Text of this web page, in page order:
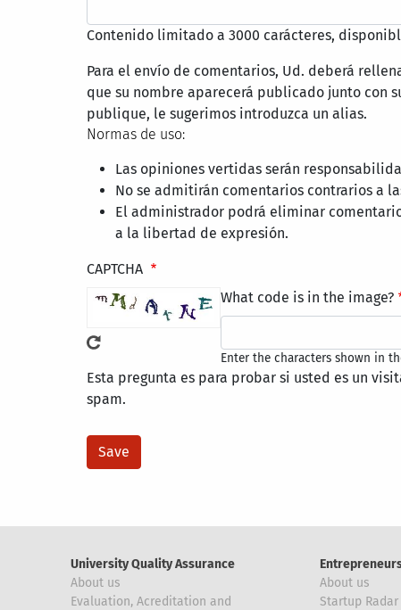
Contenido limitado a 3000 carácteres,
Para el envío de comentarios, Ud. deberá
que su nombre aparecerá publicado junto con
publique, le sugerimos introduzca un alias.
Normas de uso:
Las opiniones vertidas serán
No se admitirán comentarios contrarios a
El administrador podrá eliminar
a la libertad de expresión.
CAPTCHA
What code is in the image?
Enter the characters shown in
Esta pregunta es para probar si usted es un
spam.
University Quality Assurance
About us
Evaluation, Acreditation and
About us
Startup Radar